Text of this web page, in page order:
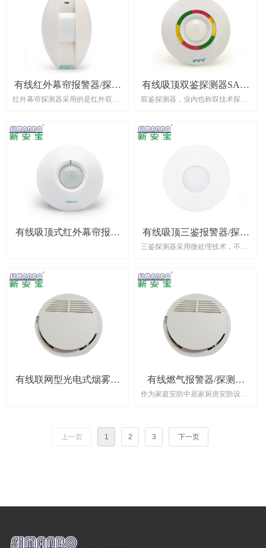
有线红外幕帘报警器/探测
器 SAB-821C
红外幕帘探测器采用的是红外双向
测器的报警方式具有方向性，所以
我们也叫做方面幕帘探测器。幕帘
用户可以从内到外进入警戒区而不
会触发报警，并且在一定时间内返
回不会触发报警，只有从外界侵入
在设防的警戒区域内活动，同时又
有线吸顶双鉴探测器SAB-
7380
双鉴探测器，业内也称双技术探测
触发报警的设备，其原理主要是凭
借探测器发射的红外线来探测工作
发出预警信号。
有线吸顶式红外幕帘报警
有线吸顶三鉴报警器/探测
器 SAB-802
三鉴探测器采用微处理技术，不仅
测到的信号波形进行分析，还能判
断两种信号之间的时间关系，也就
是说，采用微处理技术的三鉴探测
器能够自动根据红外与微波触发时
间的间隔来判断警情，从而降低因
某种干扰引起的误报率，准确的说
只有先触发红外探测而后再触发微
波探测的信号才会引发报警
有线联网型光电式烟雾探
有线燃气报警器/探测器
SAB-708
作为家庭安防中居家厨房安防设
的天然气浓度是否达到预设标准，
一旦超过浓度值，燃气探测器将会
上一页 1 2 3 下一页